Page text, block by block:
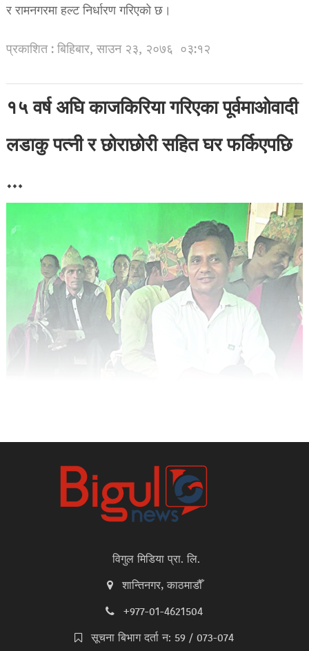
र रामनगरमा हल्ट निर्धारण गरिएको छ।
प्रकाशित : बिहिबार, साउन २३, २०७६ ०३:१२
१५ वर्ष अघि काजकिरिया गरिएका पूर्वमाओवादी
लडाकु पत्नी र छोराछोरी सहित घर फर्किएपछि
…
विगुल मिडिया प्रा. लि.
शान्तिनगर, काठमाडौँ
+977-01-4621504
सूचना बिभाग दर्ता न: 59 / 073-074